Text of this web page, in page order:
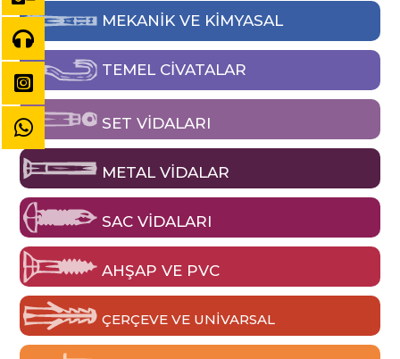
MEKANIK VE KIMYASAL
TEMEL CIVATALAR
SET VIDALARI
METAL VIDALAR
SAC VIDALARI
AHŞAP VE PVC
ÇERÇEVE VE UNIVARSAL